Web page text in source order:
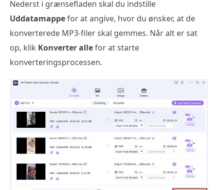
Nederst i grænsefladen skal du indstille
Uddatamappefor at angive, hvor du ønsker, at de
konverterede MP3-filer skal gemmes. Når alt er sat
op, klik Konverter allefor at starte
konverteringsprocessen.